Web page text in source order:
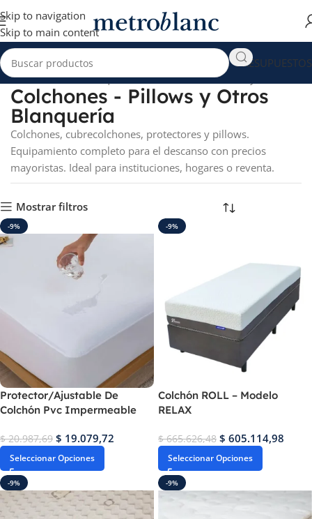
Skip to navigation
Skip to main content
PRESUPUESTOS
Inicio Productos etiquetados “Colchones - Pillows y Otros”
Colchones - Pillows y Otros
Blanquería
Colchones, cubrecolchones, protectores y pillows.
Equipamiento completo para el descanso con precios
mayoristas. Ideal para instituciones, hogares o reventa.
Mostrar filtros
-9%
Protector/Ajustable De
Colchón Pvc Impermeable
$20.987,69 $ 19.079,72
Seleccionar Opciones
-9%
Colchón ROLL – Modelo
RELAX
$665.626,48 $ 605.114,98
Seleccionar Opciones
-9% -9%